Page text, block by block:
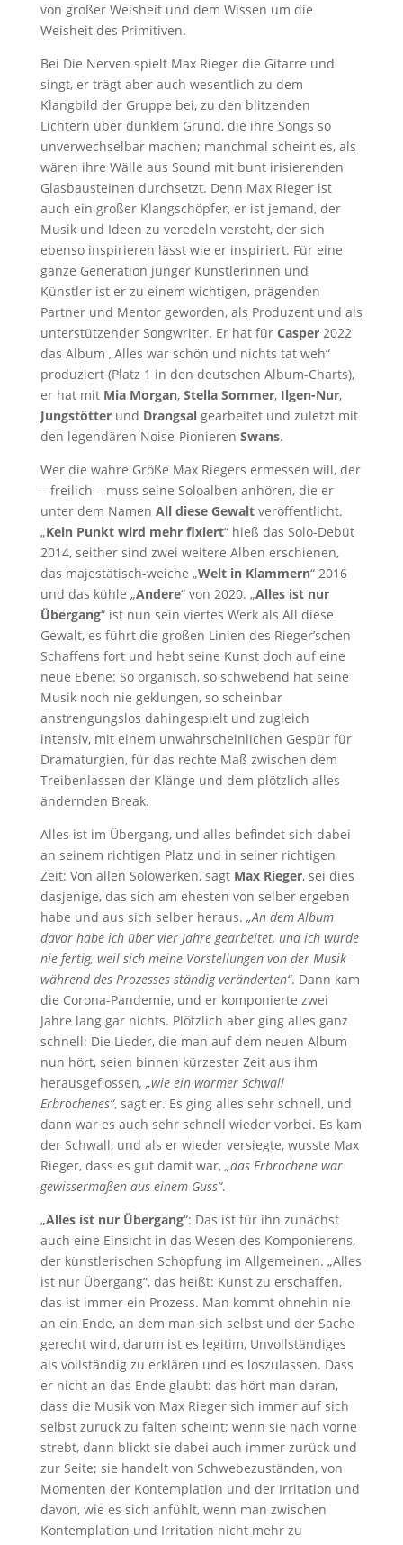
von großer Weisheit und dem Wissen um die
Weisheit des Primitiven.
Bei Die Nerven spielt Max Rieger die Gitarre und
singt, er trägt aber auch wesentlich zu dem
Klangbild der Gruppe bei, zu den blitzenden
Lichtern über dunklem Grund, die ihre Songs so
unverwechselbar machen; manchmal scheint es, als
wären ihre Wälle aus Sound mit bunt irisierenden
Glasbausteinen durchsetzt. Denn Max Rieger ist
auch ein großer Klangschöpfer, er ist jemand, der
Musik und Ideen zu veredeln versteht, der sich
ebenso inspirieren lässt wie er inspiriert. Für eine
ganze Generation junger Künstlerinnen und
Künstler ist er zu einem wichtigen, prägenden
Partner und Mentor geworden, als Produzent und als
unterstützender Songwriter. Er hat für Casper2022
das Album „Alles war schön und nichts tat weh“
produziert (Platz 1 in den deutschen Album-Charts),
er hat mit Mia Morgan, Stella Sommer, Ilgen-Nur,
Jungstötterund Drangsal gearbeitet und zuletzt mit
den legendären Noise-Pionieren Swans.
Wer die wahre Größe Max Riegers ermessen will, der
– freilich – muss seine Soloalben anhören, die er
unter dem Namen All diese Gewaltveröffentlicht.
„Kein Punkt wird mehr fixiert“ hieß das Solo-Debüt
2014, seither sind zwei weitere Alben erschienen,
das majestätisch-weiche „Welt in Klammern“ 2016
und das kühle „Andere“ von 2020. „Alles ist nur
Übergang“ ist nun sein viertes Werk als All diese
Gewalt, es führt die großen Linien des Rieger’schen
Schaffens fort und hebt seine Kunst doch auf eine
neue Ebene: So organisch, so schwebend hat seine
Musik noch nie geklungen, so scheinbar
anstrengungslos dahingespielt und zugleich
intensiv, mit einem unwahrscheinlichen Gespür für
Dramaturgien, für das rechte Maß zwischen dem
Treibenlassen der Klänge und dem plötzlich alles
ändernden Break.
Alles ist im Übergang, und alles befindet sich dabei
an seinem richtigen Platz und in seiner richtigen
Zeit: Von allen Solowerken, sagt Max Rieger, sei dies
dasjenige, das sich am ehesten von selber ergeben
habe und aus sich selber heraus. „An dem Album
davor habe ich über vier Jahre gearbeitet, und ich wurde
nie fertig, weil sich meine Vorstellungen von der Musik
während des Prozesses ständig veränderten“. Dann kam
die Corona-Pandemie, und er komponierte zwei
Jahre lang gar nichts. Plötzlich aber ging alles ganz
schnell: Die Lieder, die man auf dem neuen Album
nun hört, seien binnen kürzester Zeit aus ihm
herausgeflossen, „wie ein warmer Schwall
Erbrochenes“, sagt er. Es ging alles sehr schnell, und
dann war es auch sehr schnell wieder vorbei. Es kam
der Schwall, und als er wieder versiegte, wusste Max
Rieger, dass es gut damit war, „das Erbrochene war
gewissermaßen aus einem Guss“.
„Alles ist nur Übergang“: Das ist für ihn zunächst
auch eine Einsicht in das Wesen des Komponierens,
der künstlerischen Schöpfung im Allgemeinen. „Alles
ist nur Übergang“, das heißt: Kunst zu erschaffen,
das ist immer ein Prozess. Man kommt ohnehin nie
an ein Ende, an dem man sich selbst und der Sache
gerecht wird, darum ist es legitim, Unvollständiges
als vollständig zu erklären und es loszulassen. Dass
er nicht an das Ende glaubt: das hört man daran,
dass die Musik von Max Rieger sich immer auf sich
selbst zurück zu falten scheint; wenn sie nach vorne
strebt, dann blickt sie dabei auch immer zurück und
zur Seite; sie handelt von Schwebezuständen, von
Momenten der Kontemplation und der Irritation und
davon, wie es sich anfühlt, wenn man zwischen
Kontemplation und Irritation nicht mehr zu